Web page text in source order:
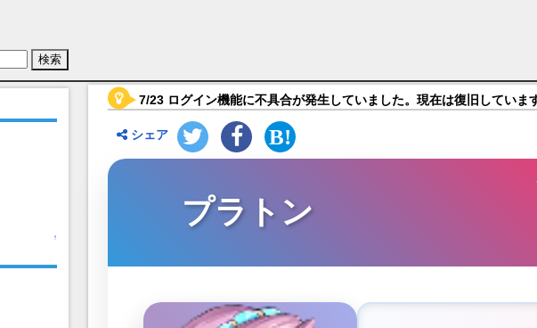
うき)【れじぇくろ！ ～レジェンド・クローバー～】キャラ紹介
↑
7/23 ログイン機能に不具合が発生していました。現在は復旧していま
シェア
プラトン